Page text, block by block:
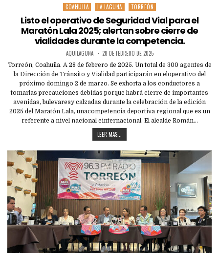
Posted
COAHUILA LA LAGUNA TORREÓN
Listo el operativo de Seguridad Vial para el
Maratón Lala 2025; alertan sobre cierre de
vialidades durante la competencia.
AQUILAGUNA 28 DE FEBRERO DE 2025
Torreón, Coahuila. A 28 de febrero de 2025. Un total de 300 agentes de
la Dirección de Tránsito y Vialidad participarán en eloperativo del
próximo domingo 2 de marzo. Se exhorta a los conductores a
tomarlas precauciones debidas porque habrá cierre de importantes
avenidas, bulevaresy calzadas durante la celebración de la edición
2025 del Maratón Lala, unacompetencia deportiva regional que es un
referente a nivel nacional einternacional. El alcalde Román…
LEER MAS...